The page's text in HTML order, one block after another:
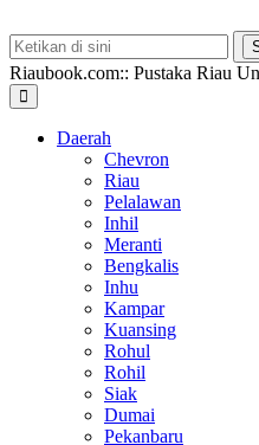
Riaubook.com:: Pustaka Riau
Daerah
Chevron
Riau
Pelalawan
Inhil
Meranti
Bengkalis
Inhu
Kampar
Kuansing
Rohul
Rohil
Siak
Dumai
Pekanbaru